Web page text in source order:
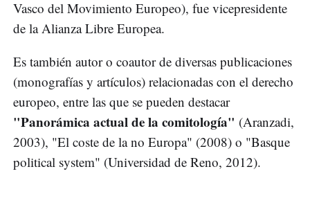
Vasco del Movimiento Europeo), fue vicepresidente
de la Alianza Libre Europea.
Es también autor o coautor de diversas publicaciones
(monografías y artículos) relacionadas con el derecho
europeo, entre las que se pueden destacar
"Panorámica actual de la comitología" (Aranzadi,
2003), "El coste de la no Europa" (2008) o "Basque
political system" (Universidad de Reno, 2012).